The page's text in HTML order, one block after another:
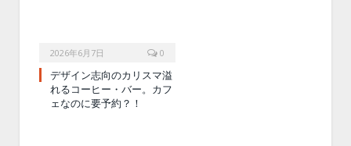
2026年6月7日 0
デザイン志向のカリスマ溢
れるコーヒー・バー。カフ
ェなのに要予約？！